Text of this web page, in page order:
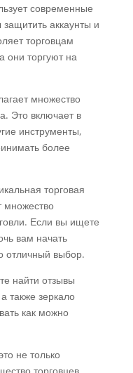
современные
аккаунты и
торговцам
они торгуют на
множество
Это включает в
инструменты,
более
торговая
множество
Если вы ищете
вам начать
отличный выбор.
найти отзывы
также зеркало
как можно
не только